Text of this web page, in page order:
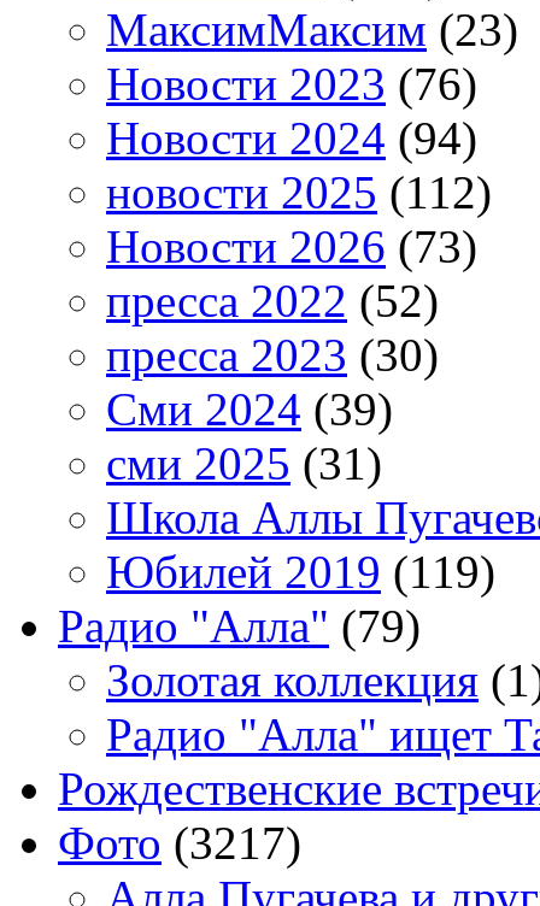
МаксимМаксим (23)
Новости 2023 (76)
Новости 2024 (94)
новости 2025 (112)
Новости 2026 (73)
пресса 2022 (52)
пресса 2023 (30)
Сми 2024 (39)
сми 2025 (31)
Школа Аллы
Юбилей 2019 (119)
Радио "Алла" (79)
Золотая коллекция
Радио "Алла" ищет
Рождественские
Фото (3217)